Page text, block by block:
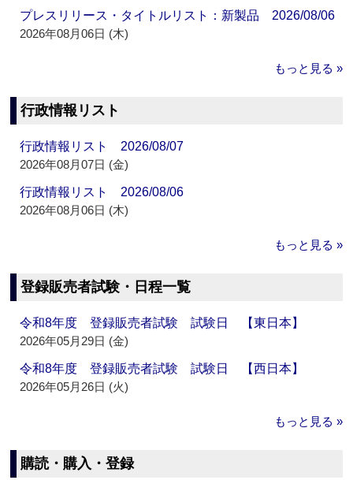
プレスリリース・タイトルリスト：新製品 2026/08/06
2026年08月06日 (木)
もっと見る »
行政情報リスト
行政情報リスト 2026/08/07
2026年08月07日 (金)
行政情報リスト 2026/08/06
2026年08月06日 (木)
もっと見る »
登録販売者試験・日程一覧
令和8年度 登録販売者試験 試験日 【東日本】
2026年05月29日 (金)
令和8年度 登録販売者試験 試験日 【西日本】
2026年05月26日 (火)
もっと見る »
購読・購入・登録